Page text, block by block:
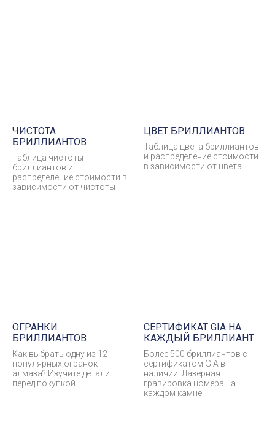
ЧИСТОТА
БРИЛЛИАНТОВ
Таблица чистоты
бриллиантов и
распределение стоимости в
зависимости от чистоты
ЦВЕТ БРИЛЛИАНТОВ
Таблица цвета бриллиантов
и распределение стоимости
в зависимости от цвета
ОГРАНКИ
БРИЛЛИАНТОВ
Как выбрать одну из 12
популярных огранок
алмаза? Изучите детали
перед покупкой
СЕРТИФИКАТ GIA НА
КАЖДЫЙ БРИЛЛИАНТ
Более 500 бриллиантов с
сертификатом GIA в
наличии. Лазерная
гравировка номера на
каждом камне.